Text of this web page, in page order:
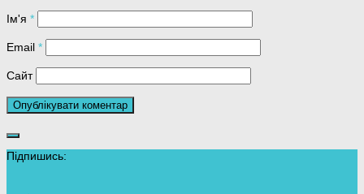
Ім'я *
Email *
Сайт
Підпишись: